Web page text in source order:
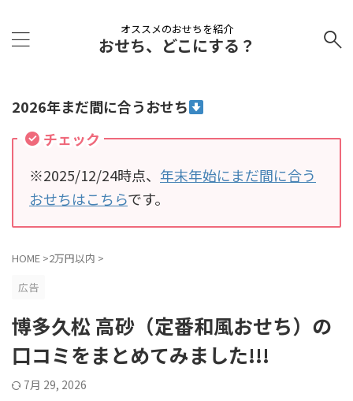
オススメのおせちを紹介
おせち、どこにする？
2026年まだ間に合うおせち
チェック
※2025/12/24時点、 年末年始にまだ間に合う
おせちはこちらです。
HOME >2万円以内 >
広告
博多久松 高砂（定番和風おせち）の
口コミをまとめてみました!!!
7月 29, 2026